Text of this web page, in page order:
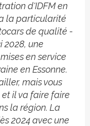
d'IDFM en
la particularité
de qualité -
2028, une
en service
en Essonne.
mais vous
il va faire faire
la région. La
2024 avec une